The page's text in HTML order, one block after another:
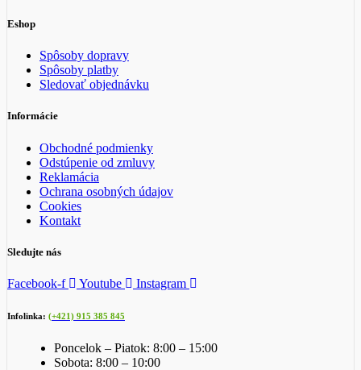
Eshop
Spôsoby dopravy
Spôsoby platby
Sledovať objednávku
Informácie
Obchodné podmienky
Odstúpenie od zmluvy
Reklamácia
Ochrana osobných údajov
Cookies
Kontakt
Sledujte nás
Facebook-f Youtube Instagram
Infolinka: (+421) 915 385 845
Poncelok – Piatok: 8:00 – 15:00
Sobota: 8:00 – 10:00